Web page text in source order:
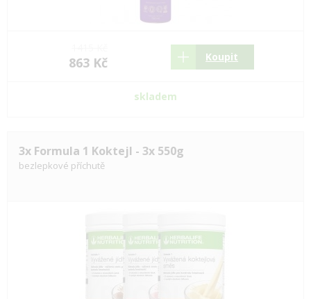
863 Kč Koupit
skladem
3x Formula 1 Koktejl - 3x 550g
bezlepkové příchutě